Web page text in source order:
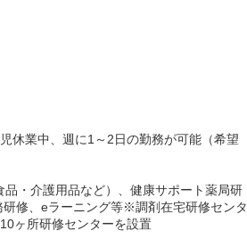
業中、週に1～2日の勤務が可能（希望
品・介護用品など）、健康サポート薬局研
修、eラーニング等※調剤在宅研修センタ
ヶ所研修センターを設置